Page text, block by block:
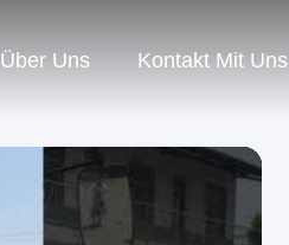
Über Uns Kontakt Mit Uns